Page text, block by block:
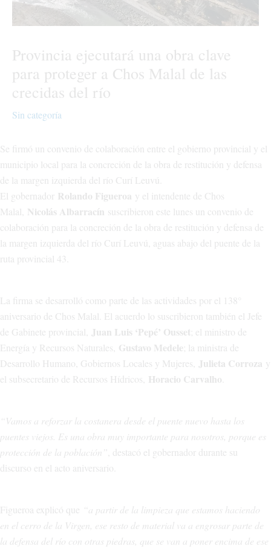
Provincia ejecutará una obra clave
para proteger a Chos Malal de las
crecidas del río
Sin categoría
Se firmó un convenio de colaboración entre el gobierno provincial y el
municipio local para la concreción de la obra de restitución y defensa
de la margen izquierda del río Curí Leuvú.
El gobernador Rolando Figueroa y el intendente de Chos
Malal, Nicolás Albarracín suscribieron este lunes un convenio de
colaboración para la concreción de la obra de restitución y defensa de
la margen izquierda del río Curí Leuvú, aguas abajo del puente de la
ruta provincial 43.
La firma se desarrolló como parte de las actividades por el 138°
aniversario de Chos Malal. El acuerdo lo suscribieron también el Jefe
de Gabinete provincial, Juan Luis ‘Pepé’ Ousset ; el ministro de
Energía y Recursos Naturales, Gustavo Medele ; la ministra de
Desarrollo Humano, Gobiernos Locales y Mujeres, Julieta Corroza y
el subsecretario de Recursos Hídricos, Horacio Carvalho
“Vamos a reforzar la costanera desde el puente nuevo hasta los
puentes viejos. Es una obra muy importante para nosotros, porque es
protección de la población” , destacó el gobernador durante su
discurso en el acto aniversario.
Figueroa explicó que “a partir de la limpieza que estamos haciendo
en el cerro de la Virgen, ese resto de material va a engrosar parte de
la defensa del río con otras piedras, que se van a poner encima de ese